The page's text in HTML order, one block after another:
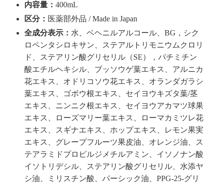
内容量： 400mL
区分： 医薬部外品 / Made in Japan
全成分表示： 水、ベヘニルアルコール、BG，シク
ロペンタシロキサン、ステアルトリモニウムクロリ
ド、ステアリン酸グリセリル（SE），パチミチン
酸エチルヘキシル、ブッソウゲ葉エキス、アルニカ
花エキス、オドリコソウ花エキス、オランダガラシ
葉エキス、ゴボウ根エキス、セイヨウキズタ葉/茎
エキス、ニンニク根エキス、セイヨウアカマツ球果
エキス、ローズマリー葉エキス、ローマカミツレ花
エキス、スギナエキス、ホップエキス、レモン果実
エキス、グレープフルーツ果皮油、オレンジ油、ス
テアラミドプロピルジメチルアミン、イソノナン酸
イソトリデシル、ステアリン酸グリセリル、水添ヤ
シ油、ミリスチン酸、パーシック油、PPG-25-グリ